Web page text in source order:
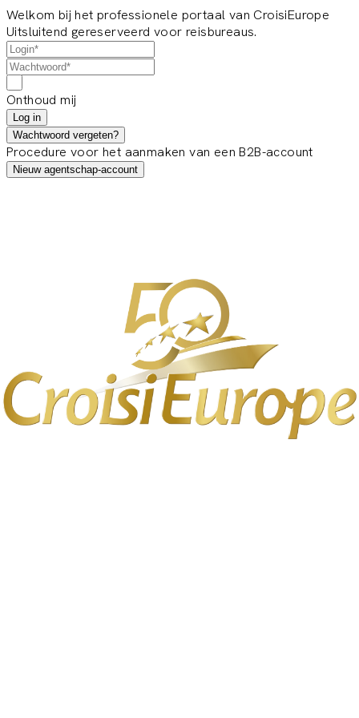
Welkom bij het professionele portaal van CroisiEurope
Uitsluitend gereserveerd voor reisbureaus.
Onthoud mij
Log in
Wachtwoord vergeten?
Procedure voor het aanmaken van een B2B-account
Nieuw agentschap-account